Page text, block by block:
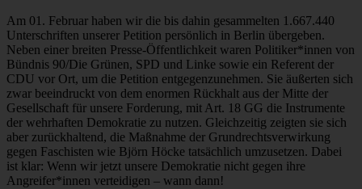
Am 01. Februar haben wir die bis dahin gesammelten 1.667.440
Unterschriften unserer Petition persönlich in Berlin übergeben.
Neben einer breiten Presse-Öffentlichkeit waren Politiker*innen von
Bündnis 90/Die Grünen, SPD und Linke sowie ein Referent der
CDU vor Ort, um die Petition entgegenzunehmen. Sie äußerten sich
zwar beeindruckt von dem enormen Rückhalt aus der Mitte der
Gesellschaft für unsere Forderung, mit Art. 18 GG die Instrumente
der wehrhaften Demokratie zu nutzen. Gleichzeitig zeigten sie sich
aber zurückhaltend, die Maßnahme der Grundrechtsverwirkung
gegen Faschisten wie Björn Höcke tatsächlich umzusetzen. Dabei
ist klar: Wenn wir jetzt unsere Demokratie nicht gegen ihre
Angreifer*innen verteidigen – wann dann!